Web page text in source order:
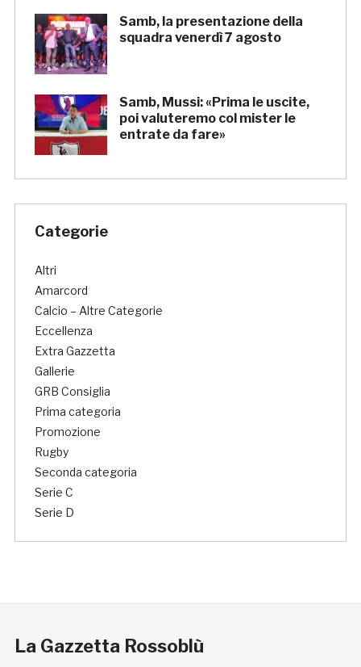
Samb, la presentazione della
squadra venerdì 7 agosto
Samb, Mussi: «Prima le uscite,
poi valuteremo col mister le
entrate da fare»
Categorie
Altri
Amarcord
Calcio – Altre Categorie
Eccellenza
Extra Gazzetta
Gallerie
GRB Consiglia
Prima categoria
Promozione
Rugby
Seconda categoria
Serie C
Serie D
La Gazzetta Rossoblù